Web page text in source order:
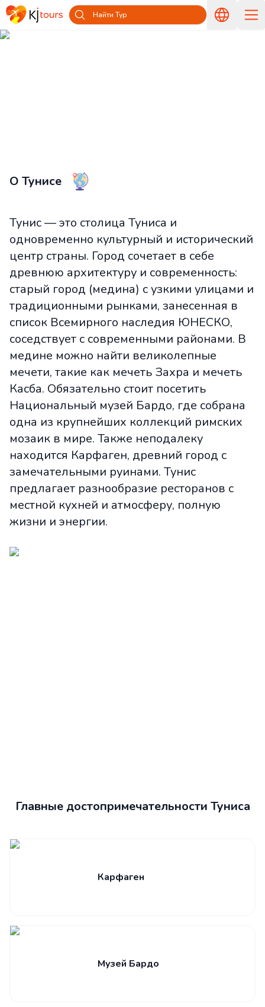
Найти Тур
О Тунисе
Тунис — это столица Туниса и
одновременно культурный и исторический
центр страны. Город сочетает в себе
древнюю архитектуру и современность:
старый город (медина) с узкими улицами и
традиционными рынками, занесенная в
список Всемирного наследия ЮНЕСКО,
соседствует с современными районами. В
медине можно найти великолепные
мечети, такие как мечеть Захра и мечеть
Касба. Обязательно стоит посетить
Национальный музей Бардо, где собрана
одна из крупнейших коллекций римских
мозаик в мире. Также неподалеку
находится Карфаген, древний город с
замечательными руинами. Тунис
предлагает разнообразие ресторанов с
местной кухней и атмосферу, полную
жизни и энергии.
Главные достопримечательности Туниса
Карфаген
Музей Бардо